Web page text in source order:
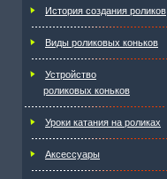
История создания роликов
Виды роликовых коньков
Устройство
роликовых коньков
Уроки катания на роликах
Аксессуары